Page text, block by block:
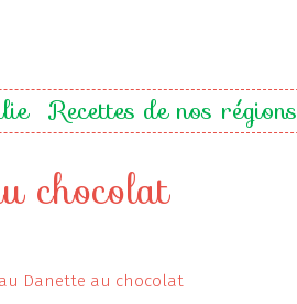
Recettes de nos régions
chocolat